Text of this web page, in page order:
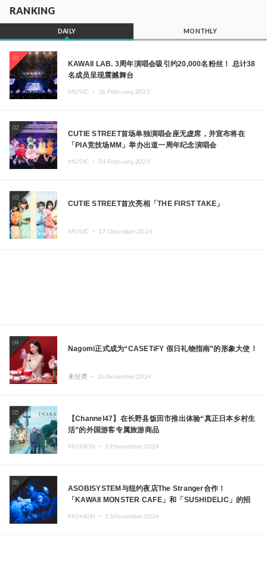
RANKING
DAILY MONTHLY
01
KAWAII LAB. 3周年演唱会吸引约20,000名粉丝！ 总计38
名成员呈现震撼舞台
MUSIC ・ 26.February.2025
02
CUTIE STREET首场单独演唱会座无虚席，并宣布将在
「PIA竞技场MM」举办出道一周年纪念演唱会
MUSIC ・ 04.February.2025
03
CUTIE STREET首次亮相「THE FIRST TAKE」
MUSIC ・ 17.December.2024
04
Nagomi正式成为“CASETiFY 假日礼物指南”的形象大使！
未分类 ・ 26.November.2024
05
【Channel47】在长野县饭田市推出体验“真正日本乡村生
活”的外国游客专属旅游商品
FASHION ・ 19.November.2024
06
ASOBISYSTEM与纽约夜店The Stranger合作！
「KAWAII MONSTER CAFE」和「SUSHIDELIC」的招
FASHION ・ 15.November.2024